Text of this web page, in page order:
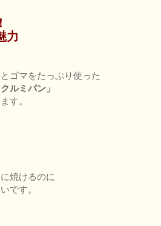
力
ゴマをたっぷり使った
ルミパン」
す。
焼けるのに
です。